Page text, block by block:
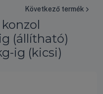
Következő termék
(állítható)
ig (kicsi)